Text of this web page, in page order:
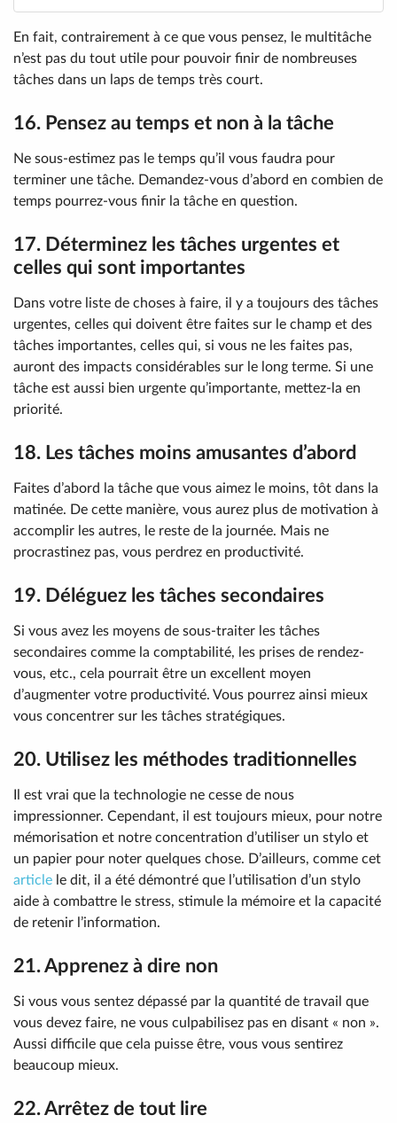
En fait, contrairement à ce que vous pensez, le multitâche
n’est pas du tout utile pour pouvoir finir de nombreuses
tâches dans un laps de temps très court.
16. Pensez au temps et non à la tâche
Ne sous-estimez pas le temps qu’il vous faudra pour
terminer une tâche. Demandez-vous d’abord en combien de
temps pourrez-vous finir la tâche en question.
17. Déterminez les tâches urgentes et
celles qui sont importantes
Dans votre liste de choses à faire, il y a toujours des tâches
urgentes, celles qui doivent être faites sur le champ et des
tâches importantes, celles qui, si vous ne les faites pas,
auront des impacts considérables sur le long terme. Si une
tâche est aussi bien urgente qu’importante, mettez-la en
priorité.
18. Les tâches moins amusantes d’abord
Faites d’abord la tâche que vous aimez le moins, tôt dans la
matinée. De cette manière, vous aurez plus de motivation à
accomplir les autres, le reste de la journée. Mais ne
procrastinez pas, vous perdrez en productivité.
19. Déléguez les tâches secondaires
Si vous avez les moyens de sous-traiter les tâches
secondaires comme la comptabilité, les prises de rendez-
vous, etc., cela pourrait être un excellent moyen
d’augmenter votre productivité. Vous pourrez ainsi mieux
vous concentrer sur les tâches stratégiques.
20. Utilisez les méthodes traditionnelles
Il est vrai que la technologie ne cesse de nous
impressionner. Cependant, il est toujours mieux, pour notre
mémorisation et notre concentration d’utiliser un stylo et
un papier pour noter quelques chose. D’ailleurs, comme cet
article le dit, il a été démontré que l’utilisation d’un stylo
aide à combattre le stress, stimule la mémoire et la capacité
de retenir l’information.
21. Apprenez à dire non
Si vous vous sentez dépassé par la quantité de travail que
vous devez faire, ne vous culpabilisez pas en disant « non ».
Aussi difficile que cela puisse être, vous vous sentirez
beaucoup mieux.
22. Arrêtez de tout lire